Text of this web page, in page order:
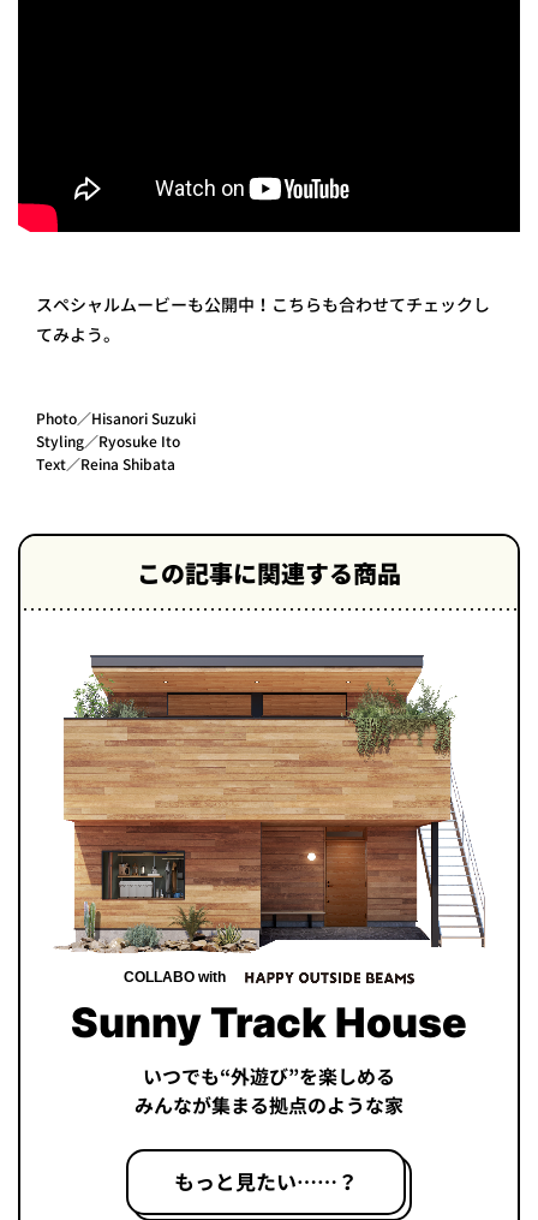
スペシャルムービーも公開中！こちらも合わせてチェックし
てみよう。
Photo／Hisanori Suzuki
Styling／Ryosuke Ito
Text／Reina Shibata
この記事に関連する商品
COLLABO with
Sunny Track House
いつでも“外遊び”を楽しめる
みんなが集まる拠点のような家
もっと見たい……？